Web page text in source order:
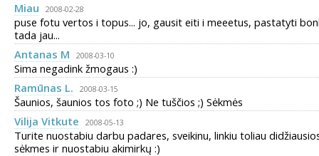
Miau
2008-02-28
puse fotu vertos i topus... jo, gausit eiti i meeetus, pastatyti
tada jau...
Antanas M
2008-03-10
Sima negadink žmogaus :)
Ramūnas L.
2008-03-15
Šaunios, šaunios tos foto ;) Ne tuščios ;) Sėkmės
Vilija Vitkute
2008-05-13
Turite nuostabiu darbu padares, sveikinu, linkiu toliau
sėkmes ir nuostabiu akimirkų :)